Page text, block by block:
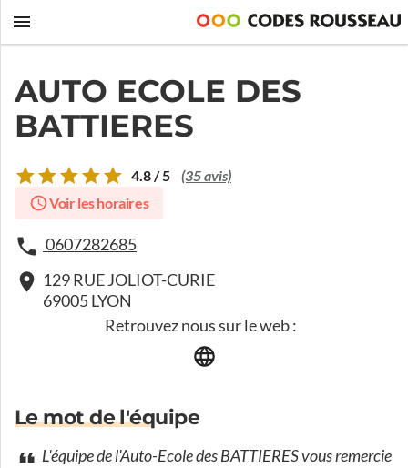
AUTO ECOLE DES
BATTIERES
4.8 / 5 (35 avis)
Voir les horaires
0607282685
129 RUE JOLIOT-CURIE
69005 LYON
Retrouvez nous sur le web :
Le mot de l'équipe
L'équipe de l'Auto-Ecole des BATTIERES vous remercie